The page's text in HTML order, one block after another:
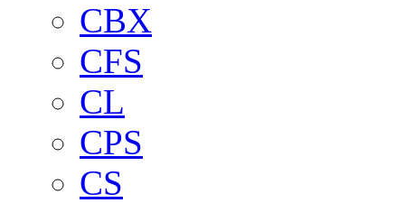
CBX
CFS
CL
CPS
CS